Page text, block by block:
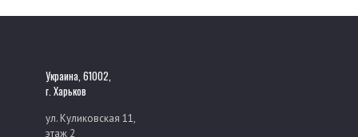
Украина, 61002,
г. Харьков
ул. Куликовская 11,
этаж 2